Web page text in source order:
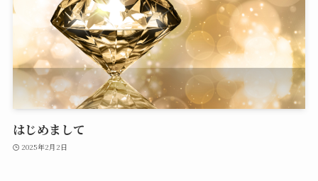
はじめまして
2025年2月2日